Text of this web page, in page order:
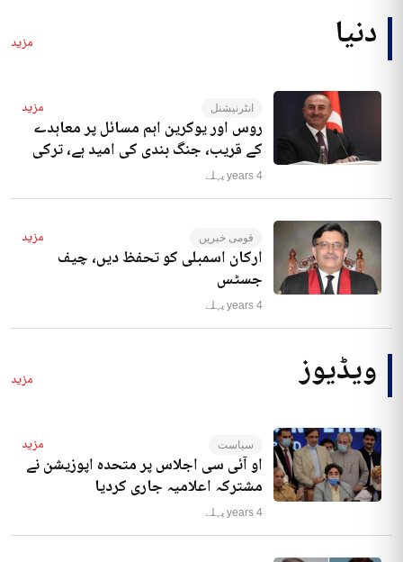
دنیا مزید
انٹرنیشنل مزید
روس اور یوکرین اہم مسائل پر معاہدے
کے قریب، جنگ بندی کی امید ہے، ترکی
4 years پہلے
قومی خبریں مزید
ارکان اسمبلی کو تحفظ دیں، چیف
جسٹس
4 years پہلے
ویڈیوز مزید
سیاست مزید
او آئی سی اجلاس پر متحدہ اپوزیشن نے
مشترکہ اعلامیہ جاری کردیا
4 years پہلے